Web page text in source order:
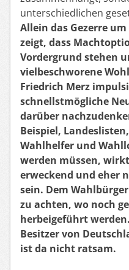
unterschiedlichen
Allein das Gezerre
zeigt, dass
Vordergrund stehen
vielbeschworene
Friedrich Merz
schnellstmögliche
darüber
Beispiel,
Wahlhelfer und
werden müssen,
erweckend und eher
sein. Dem
zu achten, wo noch
herbeigeführt
Besitzer von
ist da nicht ratsam.